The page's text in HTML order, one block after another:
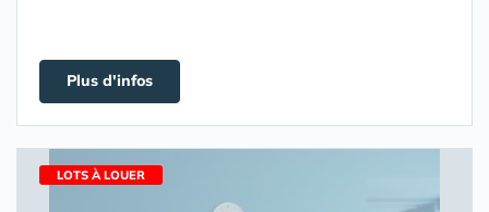
Plus d'infos
LOTS À LOUER